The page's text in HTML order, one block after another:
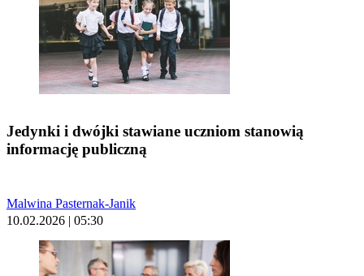
Jedynki i dwójki stawiane uczniom stanowią
informację publiczną
Malwina Pasternak-Janik
10.02.2026 | 05:30